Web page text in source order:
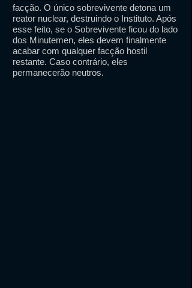
facção. O único sobrevivente detona um
reator nuclear, destruindo o Instituto. Após
esse feito, se o Sobrevivente ficou do lado
dos Minutemen, eles devem finalmente
acabar com qualquer facção hostil
restante. Caso contrário, eles
permanecerão neutros.